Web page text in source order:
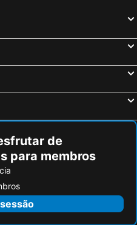
de
para membros